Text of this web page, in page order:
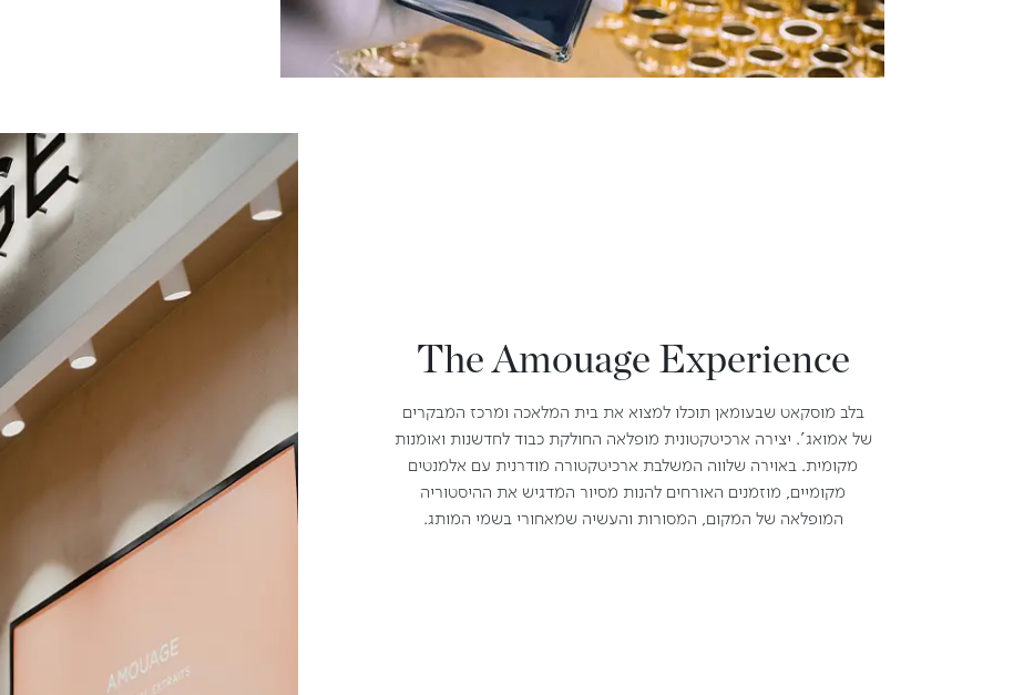
The Amouage Experience
בלב מוסקאט שבעומאן תוכלו למצוא את בית המלאכה ומרכז המבקרים
של אמואג'. יצירה ארכיטקטונית מופלאה החולקת כבוד לחדשנות ואומנות
מקומית. באוירה שלווה המשלבת ארכיטקטורה מודרנית עם אלמנטים
מקומיים, מוזמנים האורחים להנות מסיור המדגיש את ההיסטוריה
המופלאה של המקום, המסורות והעשיה שמאחורי בשמי המותג.